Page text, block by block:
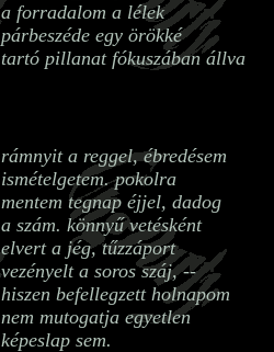
a forradalom a lélek
párbeszéde egy örökké
tartó pillanat fókuszában állva
rámnyit a reggel, ébredésem
ismételgetem. pokolra
mentem tegnap éjjel, dadog
a szám. könnyű vetésként
elvert a jég, tűzzáport
vezényelt a soros száj, --
hiszen befellegzett holnapom
nem mutogatja egyetlen
képeslap sem.